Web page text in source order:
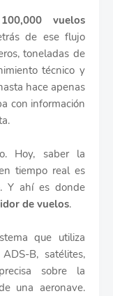
100,000 vuelos
de ese flujo
toneladas de
técnico y
hace apenas
con información
Hoy, saber la
tiempo real es
Y ahí es donde
de vuelos.
que utiliza
B, satélites,
sobre la
una aeronave.